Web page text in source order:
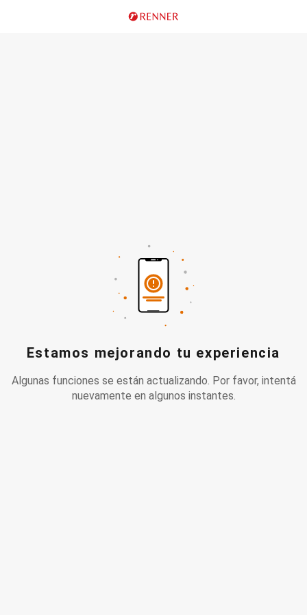
Estamos mejorando tu experiencia
Algunas funciones se están actualizando. Por favor, intentá
nuevamente en algunos instantes.